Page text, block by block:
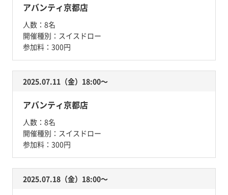
アバンティ京都店
人数： 8名
開催種別： スイスドロー
参加料： 300円
2025.07.11（金）18:00〜
アバンティ京都店
人数： 8名
開催種別： スイスドロー
参加料： 300円
2025.07.18（金）18:00〜